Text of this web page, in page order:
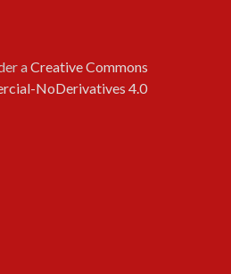
aCreative Commons
NoDerivatives 4.0